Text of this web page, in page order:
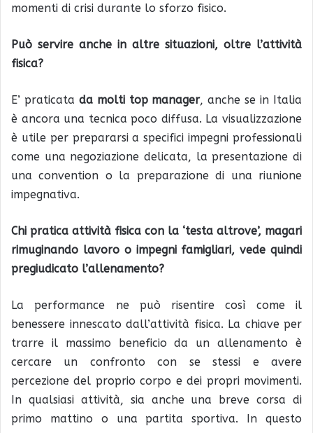
momenti di crisi durante lo sforzo fisico.
Può servire anche in altre situazioni, oltre l’attività
fisica?
E’ praticata da molti top manager, anche se in Italia
è ancora una tecnica poco diffusa. La visualizzazione
è utile per prepararsi a specifici impegni professionali
come una negoziazione delicata, la presentazione di
una convention o la preparazione di una riunione
impegnativa.
Chi pratica attività fisica con la ‘testa altrove’, magari
rimuginando lavoro o impegni famigliari, vede quindi
pregiudicato l’allenamento?
La performance ne può risentire così come il
benessere innescato dall’attività fisica. La chiave per
trarre il massimo beneficio da un allenamento è
cercare un confronto con se stessi e avere
percezione del proprio corpo e dei propri movimenti.
In qualsiasi attività, sia anche una breve corsa di
primo mattino o una partita sportiva. In questo